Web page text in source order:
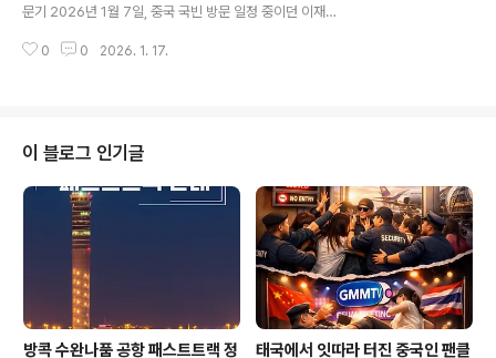
시간인 “오전 10시(CST)에 맞춰 문을 열었는데요.세상에,
문을 열자마자 단 몇 분 만에 어마어마한 대기 줄이 형성되
문기 2026년 1월 7일, 중국 국빈 방문 일정 중이던 이재
열린 청사 건립 100주년 기념식에 참석했습니다. 이번 행
경 여사와 함께 참석했으며, 특별히 동행한 백범 김구 선생
의 증손자 김용만 의원도 함께 자리했습니다.중국에 거주
하는 독립유공자 후손 12명과 천징 상하이시 인민대표대
회 상무위원회 부주임 등 중국 측 인사들도 참석했습니다.
독립운동가 저보성 선생과 소경화 선생 등 중국인 독립운
동가들의 후손도 함께해 한중 연대의 의미를 ..
0 0 2026. 1. 17.
이 블로그 인기글
방콕 수완나품 공항 패스트트랙 정
태국에서 잇따라 터진 중국인 팬클